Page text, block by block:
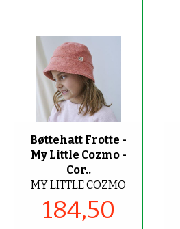
-50%
Bøttehatt Frotte -
My Little Cozmo -
Cor..
MY LITTLE COZMO
184,50